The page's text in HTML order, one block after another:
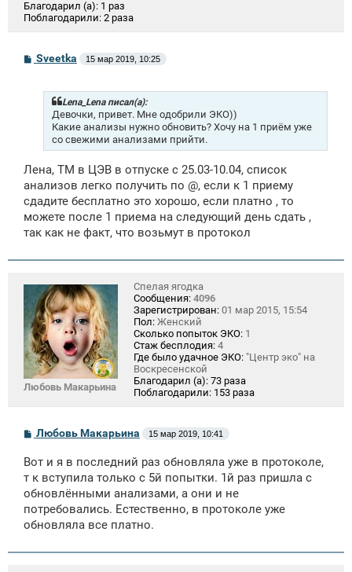
Благодарил (а): 1 раз
Поблагодарили: 2 раза
СSveetka 15 мар 2019, 10:25
Lena_Lena писал(а):
Девочки, привет. Мне одобрили ЭКО))
Какие анализы нужно обновить? Хочу на 1 приём уже
со свежими анализами прийти.
Лена, ТМ в ЦЭВ в отпуске с 25.03-10.04, список
анализов легко получить по @, если к 1 приему
сдадите бесплатно это хорошо, если платно , то
можете после 1 приема на следующий день сдать ,
так как не факт, что возьмут в протокол
Любовь Макарьина
Спелая ягодка
Сообщения: 4096
Зарегистрирован: 01 мар 2015, 15:54
Пол: Женский
Сколько попыток ЭКО: 1
Стаж бесплодия: 4
Где было удачное ЭКО: "Центр эко" на
Воскресенской
Благодарил (а): 73 раза
Поблагодарили: 153 раза
С
б
щ
е
н
и
е
Любовь Макарьина 15 мар 2019, 10:41
Вот и я в последний раз обновляла уже в протоколе,
т к вступила только с 5й попытки. 1й раз пришла с
обновлёнными анализами, а они и не
потребовались. Естественно, в протоколе уже
обновляла все платно.